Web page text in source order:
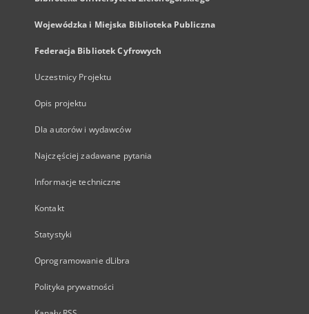
Wojewódzka i Miejska Biblioteka Publiczna
Federacja Bibliotek Cyfrowych
Uczestnicy Projektu
Opis projektu
Dla autorów i wydawców
Najczęściej zadawane pytania
Informacje techniczne
Kontakt
Statystyki
Oprogramowanie dLibra
Polityka prywatności